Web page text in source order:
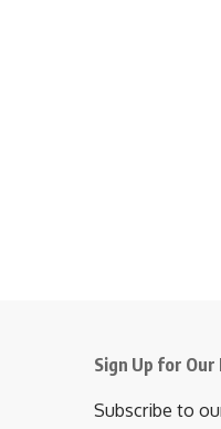
Sign Up for
Subscribe to